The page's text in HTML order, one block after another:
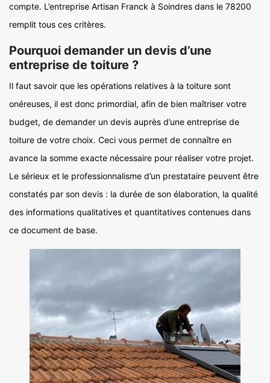
compte. L’entreprise Artisan Franck à Soindres dans le 78200
remplit tous ces critères.
Pourquoi demander un devis d’une
entreprise de toiture ?
Il faut savoir que les opérations relatives à la toiture sont
onéreuses, il est donc primordial, afin de bien maîtriser votre
budget, de demander un devis auprès d’une entreprise de
toiture de votre choix. Ceci vous permet de connaître en
avance la somme exacte nécessaire pour réaliser votre projet.
Le sérieux et le professionnalisme d’un prestataire peuvent être
constatés par son devis : la durée de son élaboration, la qualité
des informations qualitatives et quantitatives contenues dans
ce document de base.